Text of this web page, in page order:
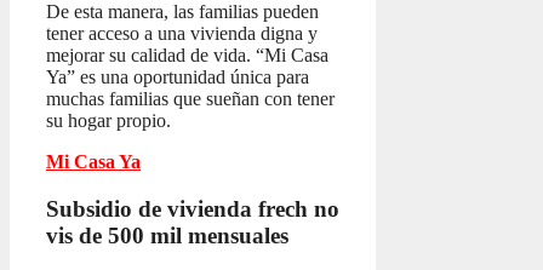
De esta manera, las familias pueden
tener acceso a una vivienda digna y
mejorar su calidad de vida. “Mi Casa
Ya” es una oportunidad única para
muchas familias que sueñan con tener
su hogar propio.
Mi Casa Ya
Subsidio de vivienda frech no
vis de 500 mil mensuales